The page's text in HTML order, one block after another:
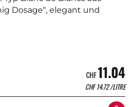
Dosage“, elegant und
CHF11.04
CHF14.72/LITRE